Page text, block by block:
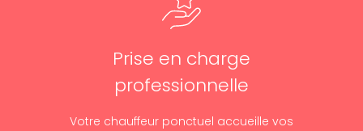
Prise en charge
professionnelle
Votre chauffeur ponctuel accueille vos